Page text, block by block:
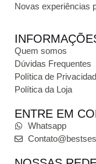
Novas experiências
Quem somos
Dúvidas Frequentes
Política de
Política da Loja
ENTRE EM
Whatsapp